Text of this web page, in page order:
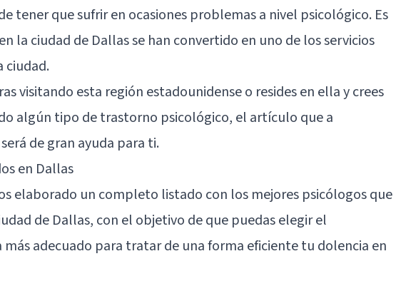
tener que sufrir en ocasiones problemas a nivel psicológico. Es
la ciudad de Dallas se han convertido en uno de los servicios
ciudad.
visitando esta región estadounidense o resides en ella y crees
algún tipo de trastorno psicológico, el artículo que a
de gran ayuda para ti.
en Dallas
elaborado un completo listado con los mejores psicólogos que
de Dallas, con el objetivo de que puedas elegir el
adecuado para tratar de una forma eficiente tu dolencia en